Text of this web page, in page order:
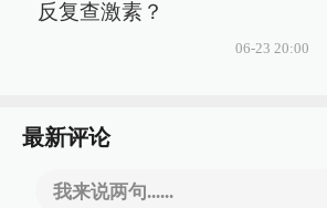
反复查激素？
06-23 20:00
最新评论
我来说两句......